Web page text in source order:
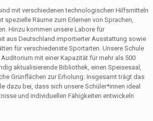
mit verschiedenen technologischen Hilfsmitteln
Räume zum Erlernen von Sprachen,
Hinzu kommen unsere Labore für
aus Deutschland importierter Ausstattung sowie
für verschiedenste Sportarten. Unsere Schule
mit einer Kapazität für mehr als 500
aktualisierende Bibliothek, einen Speisesaal,
Grünflächen zur Erholung. Insgesamt trägt das
dazu bei, dass sich unsere Schüler*innen ideal
und individuellen Fähigkeiten entwickeln